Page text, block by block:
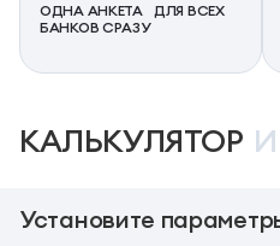
ОДНА АНКЕТА ДЛЯ ВСЕХ
БАНКОВ СРАЗУ
КАЛЬКУЛЯТОР
Установите